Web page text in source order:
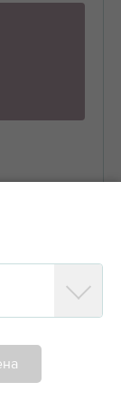
5 тонн